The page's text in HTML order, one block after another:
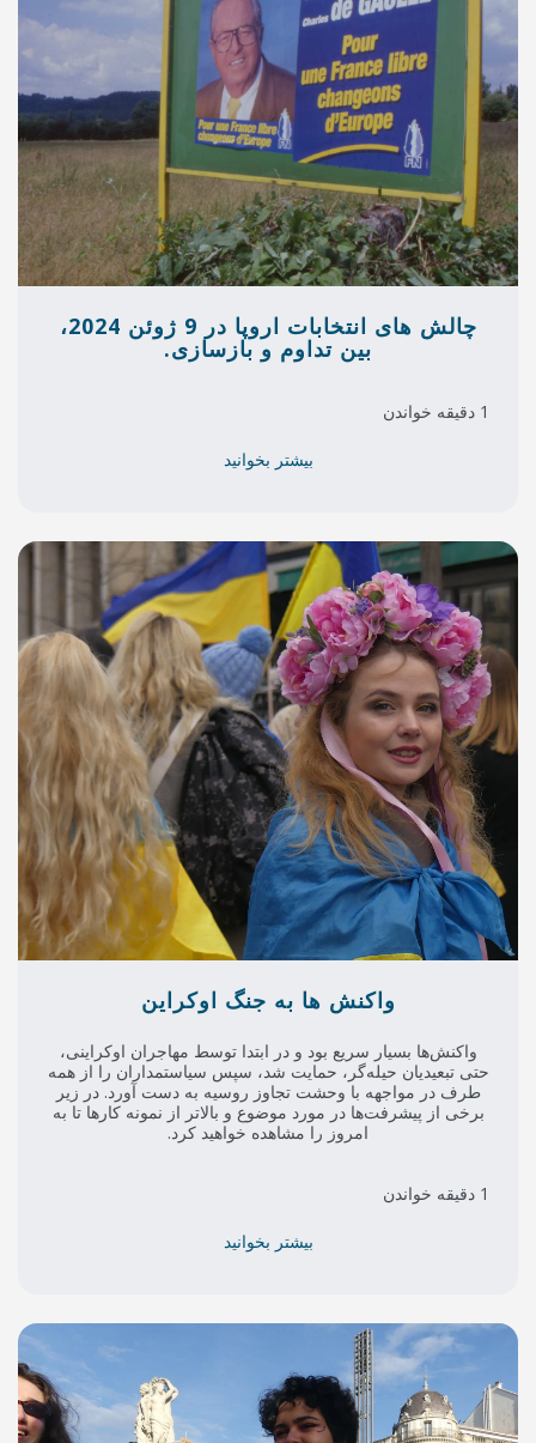
چالش های انتخابات اروپا در 9 ژوئن 2024،
تداوم و بازسازی.
ها به جنگ اوکراین
و در ابتدا توسط مهاجران اوکراینی،
حمایت شد، سپس سیاستمداران را از همه
تجاوز روسیه به دست آورد. در زیر
موضوع و بالاتر از نمونه کارها تا به
را مشاهده خواهید کرد.